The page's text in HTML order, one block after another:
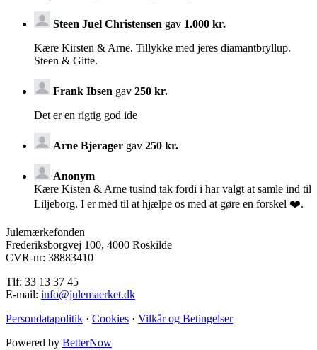
Steen Juel Christensen gav 1.000 kr.
Kære Kirsten & Arne. Tillykke med jeres diamantbryllup.
Steen & Gitte.
Frank Ibsen gav 250 kr.
Det er en rigtig god ide
Arne Bjerager gav 250 kr.
Anonym
Kære Kisten & Arne tusind tak fordi i har valgt at samle ind til
Liljeborg. I er med til at hjælpe os med at gøre en forskel ❤️.
Julemærkefonden
Frederiksborgvej 100, 4000 Roskilde
CVR-nr: 38883410
Tlf: 33 13 37 45
E-mail: info@julemaerket.dk
Persondatapolitik · Cookies · Vilkår og Betingelser
Powered by BetterNow